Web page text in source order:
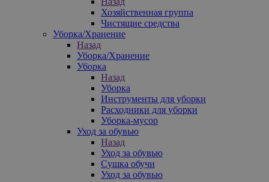
Хозяйственная группа
Чистящие средства
Уборка/Хранение
Назад
Уборка/Хранение
Уборка
Назад
Уборка
Инструменты для уборки
Расходники для уборки
Уборка-мусор
Уход за обувью
Назад
Уход за обувью
Сушка обучи
Уход за обувью